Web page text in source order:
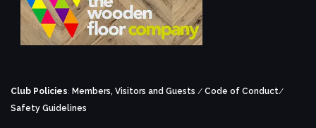
Club Policies: Members, Visitors and Guests / Code of Conduct/
Safety Guidelines